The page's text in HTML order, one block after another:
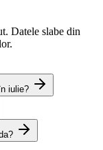
Datele slabe din
iulie?